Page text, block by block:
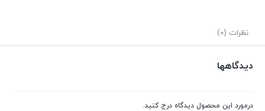
نظرات (0)
دیدگاهها
درمورد این محصول دیدگاه درج کنید.